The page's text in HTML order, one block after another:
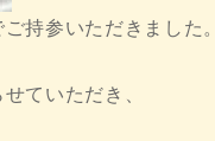
持参いただきました。
ていただき、